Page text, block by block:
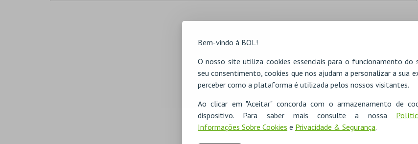
Bem-vindo à BOL!
O nosso site utiliza cookies essenciais para o funcionamento do
seu consentimento, cookies que nos ajudam a personalizar a sua
perceber como a plataforma é utilizada pelos nossos visitantes.
Ao clicar em "Aceitar" concorda com o armazenamento de
dispositivo. Para saber mais consulte a nossa
Informações Sobre Cookies e Privacidade & Segurança.